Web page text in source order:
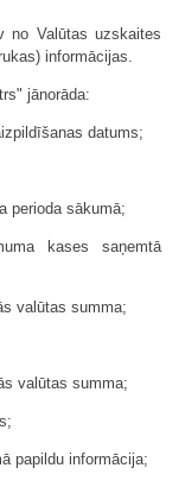
no Valūtas uzskaites
informācijas.
jānorāda:
datums;
perioda sākumā;
kases saņemtā
valūtas summa;
valūtas summa;
papildu informācija;